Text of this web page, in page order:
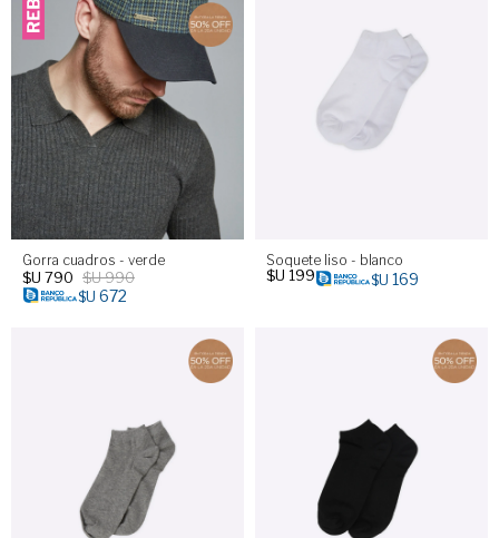
Gorra cuadros - verde
$U 790 $U990
$U 672
Soquete liso - blanco
$U 199 $U 169